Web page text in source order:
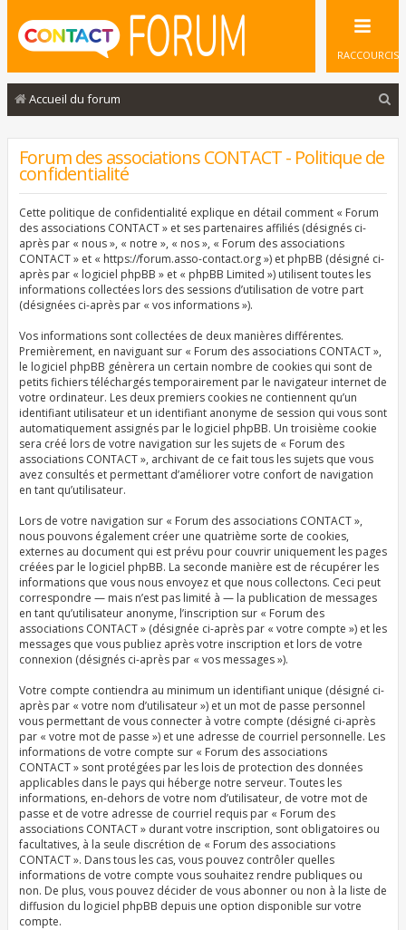
RACCOURCIS
Accueil du forum
Forum des associations CONTACT - Politique de
confidentialité
Cette politique de confidentialité explique en détail comment « Forum
des associations CONTACT » et ses partenaires affiliés (désignés ci-
après par « nous », « notre », « nos », « Forum des associations
CONTACT » et « https://forum.asso-contact.org ») et phpBB (désigné ci-
après par « logiciel phpBB » et « phpBB Limited ») utilisent toutes les
informations collectées lors des sessions d’utilisation de votre part
(désignées ci-après par « vos informations »).
Vos informations sont collectées de deux manières différentes.
Premièrement, en naviguant sur « Forum des associations CONTACT »,
le logiciel phpBB génèrera un certain nombre de cookies qui sont de
petits fichiers téléchargés temporairement par le navigateur internet de
votre ordinateur. Les deux premiers cookies ne contiennent qu’un
identifiant utilisateur et un identifiant anonyme de session qui vous sont
automatiquement assignés par le logiciel phpBB. Un troisième cookie
sera créé lors de votre navigation sur les sujets de « Forum des
associations CONTACT », archivant de ce fait tous les sujets que vous
avez consultés et permettant d’améliorer votre confort de navigation
en tant qu’utilisateur.
Lors de votre navigation sur « Forum des associations CONTACT »,
nous pouvons également créer une quatrième sorte de cookies,
externes au document qui est prévu pour couvrir uniquement les pages
créées par le logiciel phpBB. La seconde manière est de récupérer les
informations que vous nous envoyez et que nous collectons. Ceci peut
correspondre — mais n’est pas limité à — la publication de messages
en tant qu’utilisateur anonyme, l’inscription sur « Forum des
associations CONTACT » (désignée ci-après par « votre compte ») et les
messages que vous publiez après votre inscription et lors de votre
connexion (désignés ci-après par « vos messages »).
Votre compte contiendra au minimum un identifiant unique (désigné ci-
après par « votre nom d’utilisateur ») et un mot de passe personnel
vous permettant de vous connecter à votre compte (désigné ci-après
par « votre mot de passe ») et une adresse de courriel personnelle. Les
informations de votre compte sur « Forum des associations
CONTACT » sont protégées par les lois de protection des données
applicables dans le pays qui héberge notre serveur. Toutes les
informations, en-dehors de votre nom d’utilisateur, de votre mot de
passe et de votre adresse de courriel requis par « Forum des
associations CONTACT » durant votre inscription, sont obligatoires ou
facultatives, à la seule discrétion de « Forum des associations
CONTACT ». Dans tous les cas, vous pouvez contrôler quelles
informations de votre compte vous souhaitez rendre publiques ou
non. De plus, vous pouvez décider de vous abonner ou non à la liste de
diffusion du logiciel phpBB depuis une option disponible sur votre
compte.